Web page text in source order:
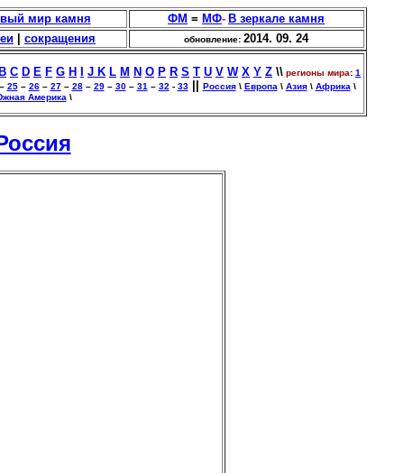
мир камня ФМ = МФ- В зеркале камня
сокращения обновление: 2014. 09. 24
B C D E F G H J K L M N O P R S T U V W X Y Z \\ регионы мира: 1
25– 26– 27– 28– 29– 30– 31 – 32 - 33|| Россия\ Европа \ Азия\ Африка \
Америка \